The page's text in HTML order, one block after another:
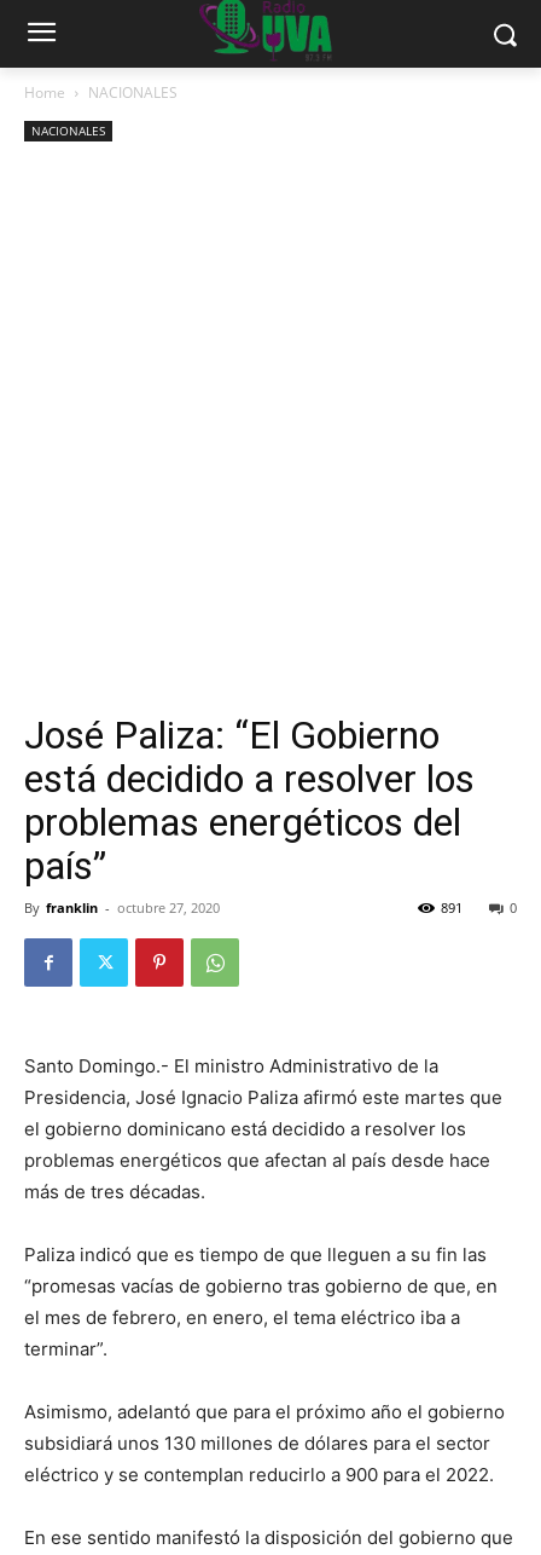
Home NACIONALES
NACIONALES
José Paliza: “El Gobierno
está decidido a resolver los
problemas energéticos del
país”
By franklin - octubre 27, 2020 0
891
Santo Domingo.- El ministro Administrativo de la
Presidencia, José Ignacio Paliza afirmó este martes que
el gobierno dominicano está decidido a resolver los
problemas energéticos que afectan al país desde hace
más de tres décadas.
Paliza indicó que es tiempo de que lleguen a su fin las
“promesas vacías de gobierno tras gobierno de que, en
el mes de febrero, en enero, el tema eléctrico iba a
terminar”.
Asimismo, adelantó que para el próximo año el gobierno
subsidiará unos 130 millones de dólares para el sector
eléctrico y se contemplan reducirlo a 900 para el 2022.
En ese sentido manifestó la disposición del gobierno que